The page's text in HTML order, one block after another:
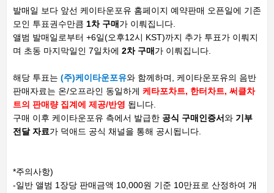
발매일 보다 앞선 케이타운포유 홈페이지 예약판매 오픈일에 기존
모인 투표권수만큼 1차 구매 가 이뤄집니다.
앨범 발매일로부터 +6일(오후12시 KST)까지 추가 투표가 이뤄지
며 초동 마지막일인 7일차에 2차 구매 가 이뤄집니다.
해당 투표는 (주)케이타운포유와 함께하며, 케이타운포유의 음반
판매자료는 온/오프라인 동일하게 케타포차트, 한터차트, 써클차
트의 판매량 집계에 제공/반영 됩니다.
구매 이후 케이타운포유 측에서 발급한 공식 구매인증서와 기부
전달 자료가 덕애드 공식 채널을 통해 공시됩니다.
*주의사항)
-일반 앨범 1장당 판매금액 10,000원 기준 10만표로 산정하여 개